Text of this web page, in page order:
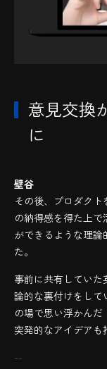
意見交換
に
壁谷
その後、プロダク
の納得感を得た上
ができるような理
た。
事前に共有してい
論的な裏付けをして
の場で思い浮かん
突発的なアイデアも
--